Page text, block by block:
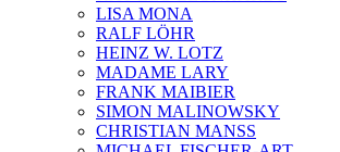
LISA MONA
RALF LÖHR
HEINZ W. LOTZ
MADAME LARY
FRANK MAIBIER
SIMON MALINOWSKY
CHRISTIAN MANSS